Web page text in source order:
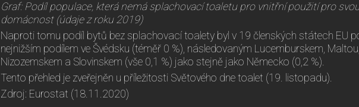
Graf: Podíl populace, která nemá splachovací toaletu pro vnitřní použití pro
domácnost (údaje z roku 2019)
Naproti tomu podíl bytů bez splachovací toalety byl v 19 členských státech EU
nejnižším podílem ve Švédsku (téměř 0 %), následovaným Lucemburskem, Maltou,
Nizozemskem a Slovinskem (vše 0,1 %) jako stejně jako Německo (0,2 %).
Tento přehled je zveřejněn u příležitosti Světového dne toalet (19. listopadu).
Zdroj: Eurostat (18.11.2020)